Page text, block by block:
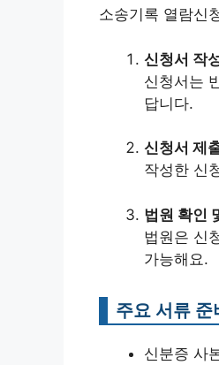
소송기록 열람신
신청서 작
신청서는
답니다.
신청서 제
작성한 신
법원 확인
법원은 신
가능해요.
주요 서류 준
신분증 사